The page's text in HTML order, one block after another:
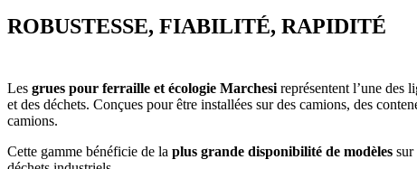
ROBUSTESSE, FIABILITÉ, RAPIDITÉ
Les grues pour ferraille et écologie Marchesi représentent l’une des
et des déchets. Conçues pour être installées sur des camions, des
camions.
Cette gamme bénéficie de la plus grande disponibilité de modèles sur